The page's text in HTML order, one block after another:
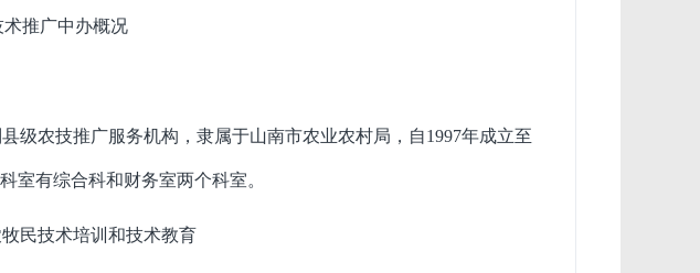
推广中办概况
级农技推广服务机构，隶属于山南市农业农村局，自1997年成立至
室有综合科和财务室两个科室。
民技术培训和技术教育